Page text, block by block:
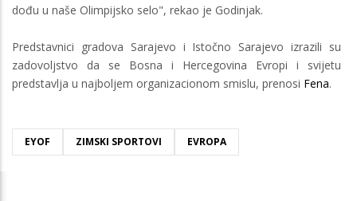
dođu u naše Olimpijsko selo", rekao je Godinjak.
Predstavnici gradova Sarajevo i Istočno Sarajevo izrazili su
zadovoljstvo da se Bosna i Hercegovina Evropi i svijetu
predstavlja u najboljem organizacionom smislu, prenosi Fena.
EYOF ZIMSKI SPORTOVI EVROPA